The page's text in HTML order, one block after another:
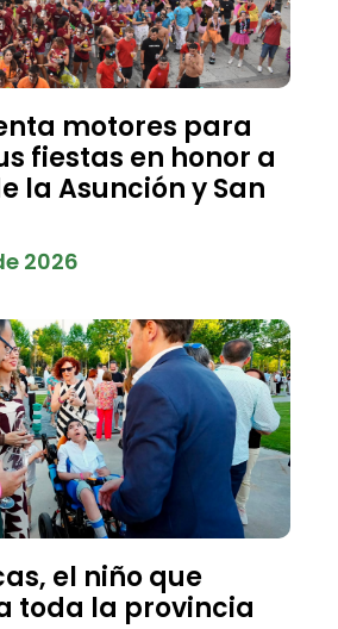
motores para
fiestas en honor a
la Asunción y San
2026
el niño que
toda la provincia